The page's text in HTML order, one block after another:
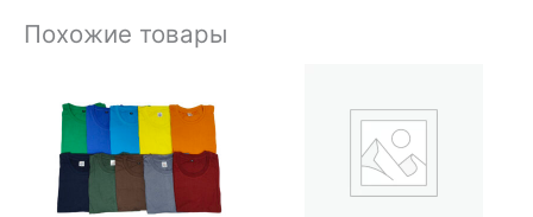
Похожие товары